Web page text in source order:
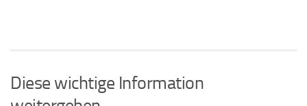
Diese wichtige Information